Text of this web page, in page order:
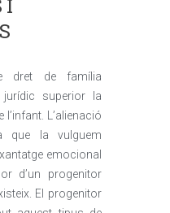
I
dret de família
superior la
L’alienació
que la vulguem
emocional
d’un progenitor
El progenitor